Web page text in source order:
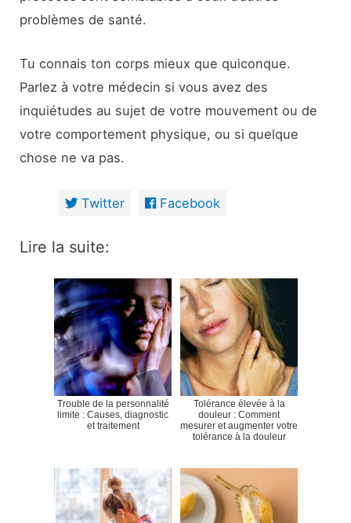
problèmes de santé.
Tu connais ton corps mieux que quiconque.
Parlez à votre médecin si vous avez des
inquiétudes au sujet de votre mouvement ou de
votre comportement physique, ou si quelque
chose ne va pas.
Twitter Facebook
Lire la suite:
Trouble de la personnalité
limite : Causes, diagnostic
et traitement
Tolérance élevée à la
douleur : Comment
mesurer et augmenter votre
tolérance à la douleur